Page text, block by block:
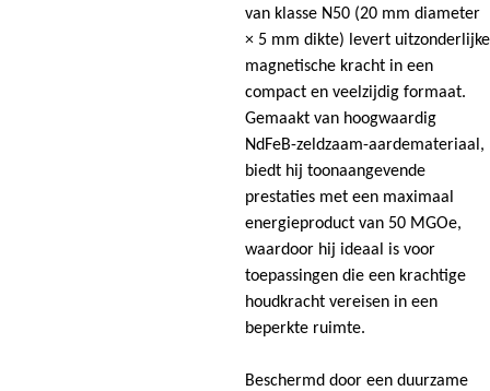
van klasse N50 (20 mm diameter
× 5 mm dikte) levert uitzonderlijke
magnetische kracht in een
compact en veelzijdig formaat.
Gemaakt van hoogwaardig
NdFeB-zeldzaam-aardemateriaal,
biedt hij toonaangevende
prestaties met een maximaal
energieproduct van 50 MGOe,
waardoor hij ideaal is voor
toepassingen die een krachtige
houdkracht vereisen in een
beperkte ruimte.
Beschermd door een duurzame